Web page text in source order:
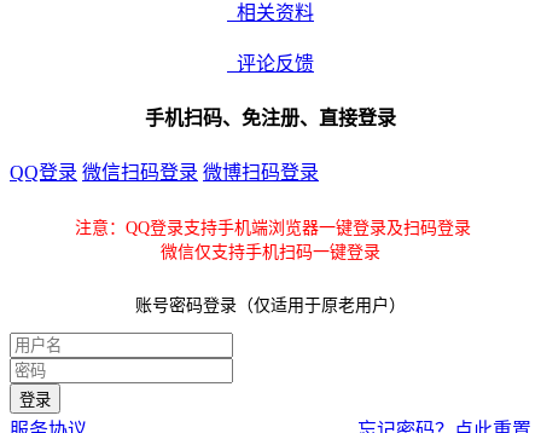
相关资料
评论反馈
手机扫码、免注册、直接登录
QQ登录 微信扫码登录 微博扫码登录
注意：QQ登录支持手机端浏览器一键登录及扫码登录
微信仅支持手机扫码一键登录
账号密码登录（仅适用于原老用户）